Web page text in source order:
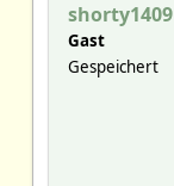
shorty1409
Gast
Gespeichert